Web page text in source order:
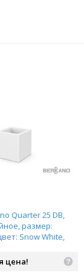
Quarter 25 DB,
размер:
Snow White,
цена!